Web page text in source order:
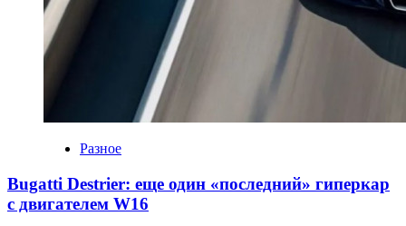
Разное
Bugatti Destrier: еще один «последний» гиперкар
с двигателем W16